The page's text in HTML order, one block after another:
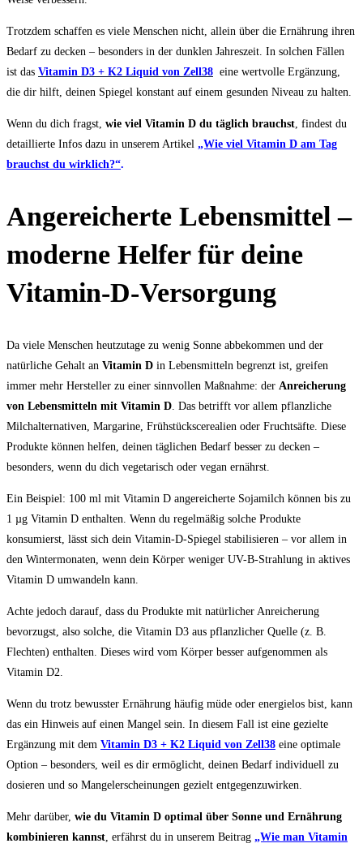
Trotzdem schaffen es viele Menschen nicht, allein über die Ernährung ihren
Bedarf zu decken – besonders in der dunklen Jahreszeit. In solchen Fällen
ist das Vitamin D3 + K2 Liquid von Zell38 eine wertvolle Ergänzung,
die dir hilft, deinen Spiegel konstant auf einem gesunden Niveau zu halten.
Wenn du dich fragst, wie viel Vitamin D du täglich brauchst, findest du
detaillierte Infos dazu in unserem Artikel „Wie viel Vitamin D am Tag
brauchst du wirklich?“.
Angereicherte Lebensmittel –
moderne Helfer für deine
Vitamin-D-Versorgung
Da viele Menschen heutzutage zu wenig Sonne abbekommen und der
natürliche Gehalt an Vitamin D in Lebensmitteln begrenzt ist, greifen
immer mehr Hersteller zu einer sinnvollen Maßnahme: der Anreicherung
von Lebensmitteln mit Vitamin D . Das betrifft vor allem pflanzliche
Milchalternativen, Margarine, Frühstückscerealien oder Fruchtsäfte. Diese
Produkte können helfen, deinen täglichen Bedarf besser zu decken –
besonders, wenn du dich vegetarisch oder vegan ernährst.
Ein Beispiel: 100 ml mit Vitamin D angereicherte Sojamilch können bis zu
1 µg Vitamin D enthalten. Wenn du regelmäßig solche Produkte
konsumierst, lässt sich dein Vitamin-D-Spiegel stabilisieren – vor allem in
den Wintermonaten, wenn dein Körper weniger UV-B-Strahlung in aktives
Vitamin D umwandeln kann.
Achte jedoch darauf, dass du Produkte mit natürlicher Anreicherung
bevorzugst, also solche, die Vitamin D3 aus pflanzlicher Quelle (z. B.
Flechten) enthalten. Dieses wird vom Körper besser aufgenommen als
Vitamin D2.
Wenn du trotz bewusster Ernährung häufig müde oder energielos bist, kann
das ein Hinweis auf einen Mangel sein. In diesem Fall ist eine gezielte
Ergänzung mit dem Vitamin D3 + K2 Liquid von Zell38 eine optimale
Option – besonders, weil es dir ermöglicht, deinen Bedarf individuell zu
dosieren und so Mangelerscheinungen gezielt entgegenzuwirken.
Mehr darüber, wie du Vitamin D optimal über Sonne und Ernährung
kombinieren kannst , erfährst du in unserem Beitrag „Wie man Vitamin